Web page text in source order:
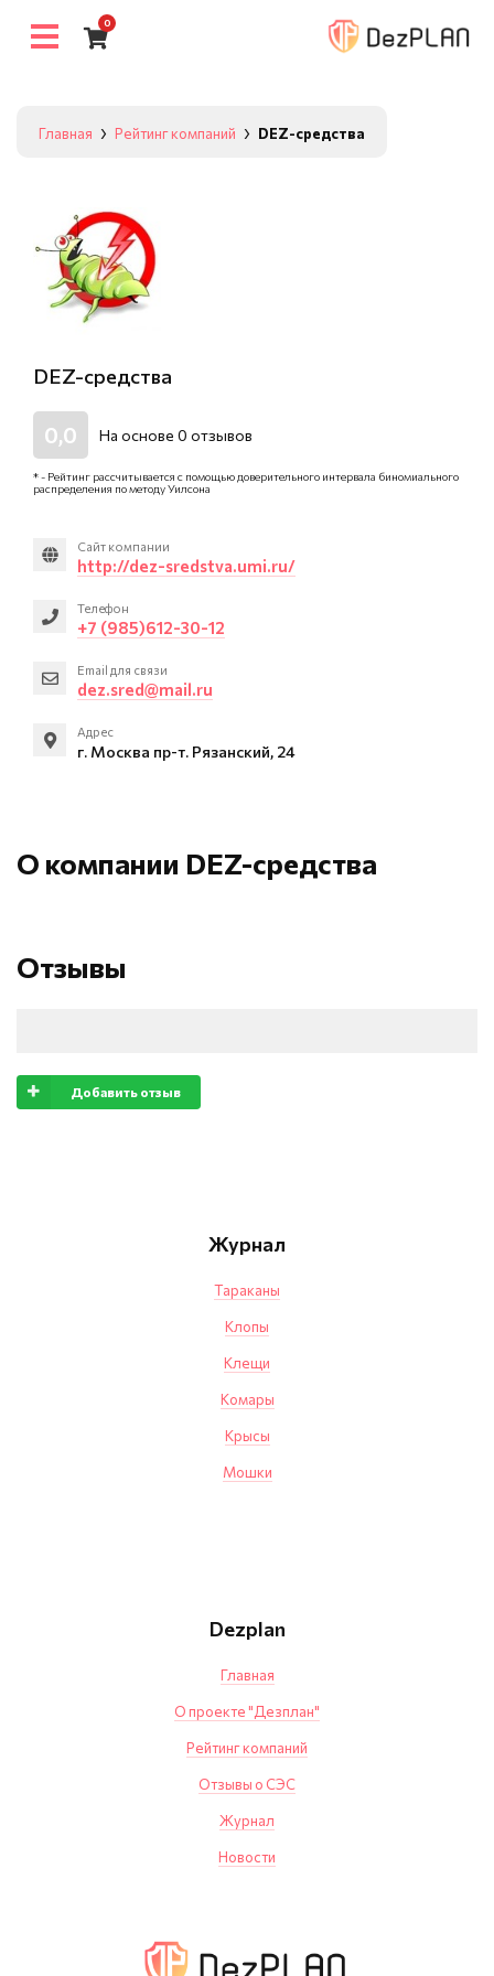
0
Главная Рейтинг компаний DEZ-средства
DEZ-средства
0,0 На основе 0 отзывов
* - Рейтинг рассчитывается с помощью доверительного интервала биномиального
распределения по методу Уилсона
Сайт компании
http://dez-sredstva.umi.ru/
Телефон
+7 (985)612-30-12
Email для связи
dez.sred@mail.ru
Адрес
г. Москва пр-т. Рязанский, 24
О компании DEZ-средства
Отзывы
Добавить отзыв
Dezplan
Главная
О проекте "Дезплан"
Рейтинг компаний
Отзывы о СЭС
Журнал
Новости
Журнал
Тараканы
Клопы
Клещи
Комары
Крысы
Мошки